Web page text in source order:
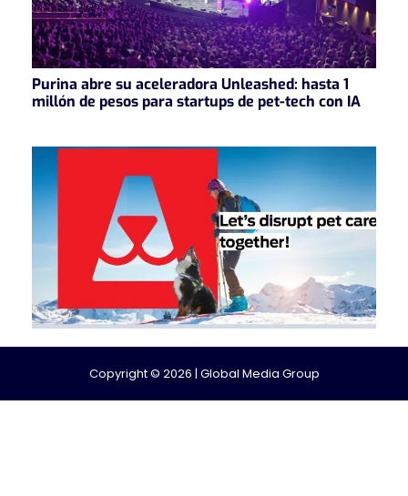
Purina abre su aceleradora Unleashed: hasta 1
millón de pesos para startups de pet-tech con IA